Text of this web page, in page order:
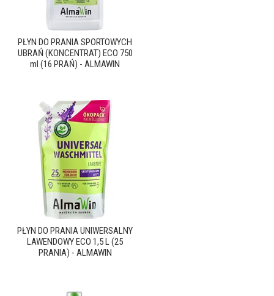
PŁYN DO PRANIA SPORTOWYCH
UBRAŃ (KONCENTRAT) ECO 750
ml (16 PRAŃ) - ALMAWIN
PŁYN DO PRANIA UNIWERSALNY
LAWENDOWY ECO 1,5 L (25
PRANIA) - ALMAWIN